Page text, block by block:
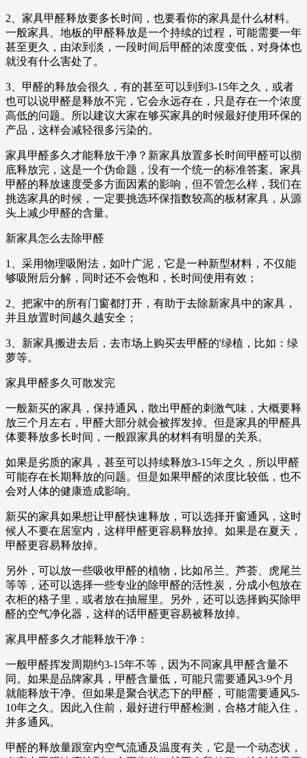
2、家具甲醛释放要多长时间，也要看你的家具是什么材料。
一般家具、地板的甲醛释放是一个持续的过程，可能需要一年
甚至更久，由浓到淡，一段时间后甲醛的浓度变低，对身体也
就没有什么害处了。
3、甲醛的释放会很久，有的甚至可以到到3-15年之久，或者
也可以说甲醛是释放不完，它会永远存在，只是存在一个浓度
高低的问题。所以建议大家在够买家具的时候最好使用环保的
产品，这样会减轻很多污染的。
家具甲醛多久才能释放干净？新家具放置多长时间甲醛可以彻
底释放完，这是一个伪命题，没有一个统一的标准答案。家具
甲醛的释放速度受多方面因素的影响，但不管怎么样，我们在
挑选家具的时候，一定要挑选环保指数较高的板材家具，从源
头上减少甲醛的含量。
新家具怎么去除甲醛
1、采用物理吸附法，如叶广泥，它是一种新型材料，不仅能
够吸附后分解，同时还不会饱和，长时间使用有效；
2、把家中的所有门窗都打开，有助于去除新家具中的家具，
并且放置时间越久越安全；
3、新家具搬进去后，去市场上购买去甲醛的'绿植，比如：绿
萝等。
家具甲醛多久可散发完
一般新买的家具，保持通风，散出甲醛的刺激气味，大概要释
放三个月左右，甲醛大部分就会被挥发掉。但是家具的甲醛具
体要释放多长时间，一般跟家具的材料有明显的关系。
如果是劣质的家具，甚至可以持续释放3-15年之久，所以甲醛
可能存在长期释放的问题。但是如果甲醛的浓度比较低，也不
会对人体的健康造成影响。
新买的家具如果想让甲醛快速释放，可以选择开窗通风，这时
候人不要在居室内，这样甲醛更容易释放掉。如果是在夏天，
甲醛更容易释放掉。
另外，可以放一些吸收甲醛的植物，比如吊兰、芦荟、虎尾兰
等等，还可以选择一些专业的除甲醛的活性炭，分成小包放在
衣柜的格子里，或者放在抽屉里。另外，还可以选择购买除甲
醛的空气净化器，这样的话甲醛更容易被释放掉。
家具甲醛多久才能释放干净：
一般甲醛挥发周期约3-15年不等，因为不同家具甲醛含量不
同。如果是品牌家具，甲醛含量低，可能只需要通风3-9个月
就能释放干净。但如果是聚合状态下的甲醛，可能需要通风5-
10年之久。因此入住前，最好进行甲醛检测，合格才能入住，
并多通风。
甲醛的释放量跟室内空气流通及温度有关，它是一个动态状，